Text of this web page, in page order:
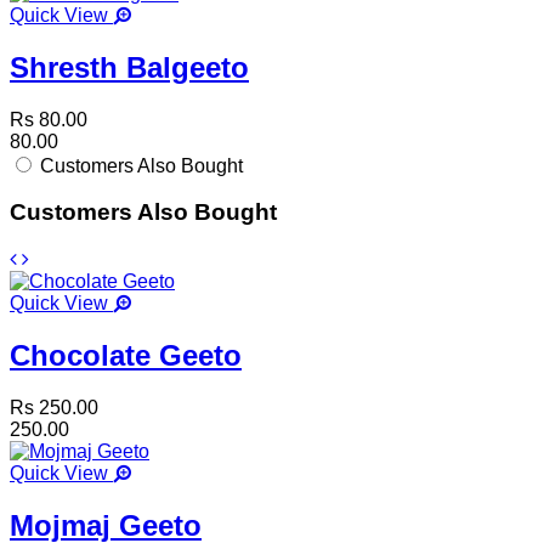
Quick View
Shresth Balgeeto
Rs 80.00
80.00
Customers Also Bought
Customers Also Bought
Quick View
Chocolate Geeto
Rs 250.00
250.00
Quick View
Mojmaj Geeto